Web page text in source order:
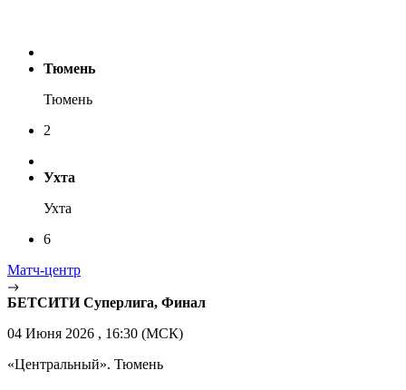
Тюмень
Тюмень
2
Ухта
Ухта
6
Матч-центр
БЕТСИТИ Суперлига, Финал
04 Июня 2026 , 16:30 (МСК)
«Центральный». Тюмень